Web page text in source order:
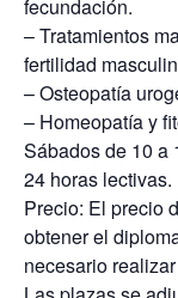
fecundación.
– Tratamientos
fertilidad
– Osteopatía
– Homeopatía y
Sábados de 10 a
24 horas lectivas.
Precio: El precio
obtener el
necesario